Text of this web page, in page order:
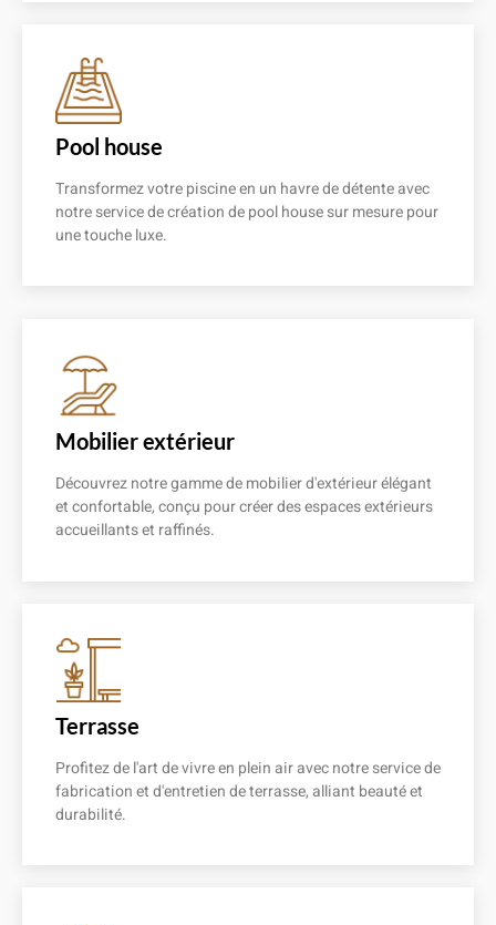
Pool house
Transformez votre piscine en un havre de détente avec
notre service de création de pool house sur mesure pour
une touche luxe.
Mobilier extérieur
Découvrez notre gamme de mobilier d'extérieur élégant
et confortable, conçu pour créer des espaces extérieurs
accueillants et raffinés.
Terrasse
Profitez de l'art de vivre en plein air avec notre service de
fabrication et d'entretien de terrasse, alliant beauté et
durabilité.